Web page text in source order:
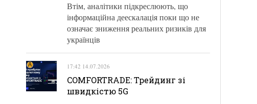
Втім, аналітики підкреслюють, що
інформаційна деескалація поки що не
означає зниження реальних ризиків для
українців
17:42 14.07.2026
COMFORTRADE: Трейдинг зі
швидкістю 5G